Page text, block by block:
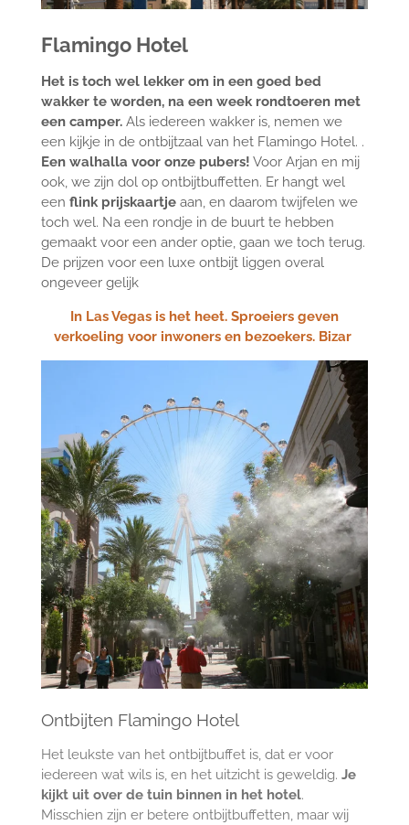
Flamingo Hotel
Het is toch wel lekker om in een goed bed
wakker te worden, na een week rondtoeren met
een camper.Als iedereen wakker is, nemen we
een kijkje in de ontbijtzaal van het Flamingo Hotel. .
Een walhalla voor onze pubers! Voor Arjan en mij
ook, we zijn dol op ontbijtbuffetten. Er hangt wel
een flink prijskaartjeaan, en daarom twijfelen we
toch wel. Na een rondje in de buurt te hebben
gemaakt voor een ander optie, gaan we toch terug.
De prijzen voor een luxe ontbijt liggen overal
ongeveer gelijk
In Las Vegas is het heet. Sproeiers geven
verkoeling voor inwoners en bezoekers. Bizar
Ontbijten Flamingo Hotel
Het leukste van het ontbijtbuffet is, dat er voor
iedereen wat wils is, en het uitzicht is geweldig. Je
kijkt uit over de tuin binnen in het hotel.
Misschien zijn er betere ontbijtbuffetten, maar wij